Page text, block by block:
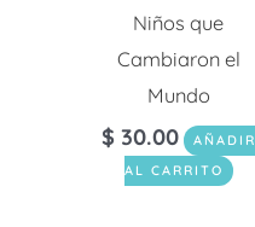
Niños que
Cambiaron el
Mundo
$ 30.00
AÑADIR
AL CARRITO